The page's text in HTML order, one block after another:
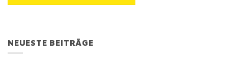
NEUESTE BEITRÄGE